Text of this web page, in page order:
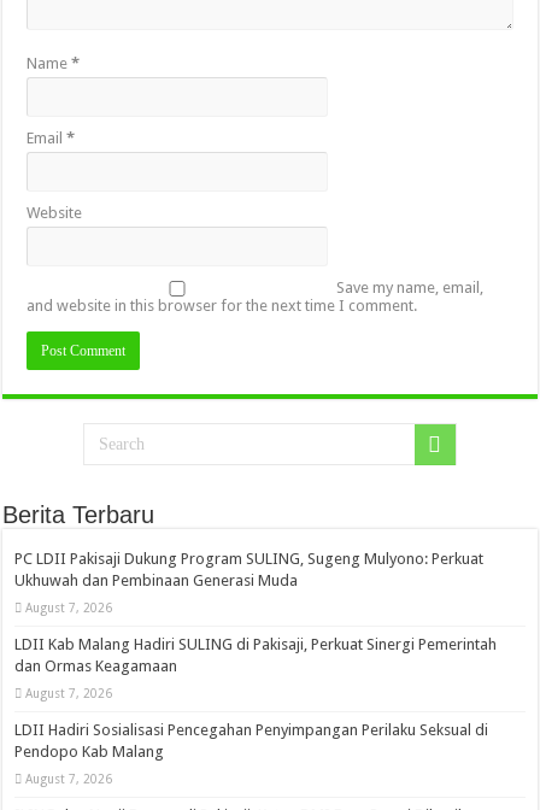
Name*
Email*
Website
Save my name, email,
and website in this browser for the next time I comment.
Berita Terbaru
PC LDII Pakisaji Dukung Program SULING, Sugeng Mulyono: Perkuat
Ukhuwah dan Pembinaan Generasi Muda
August 7, 2026
LDII Kab Malang Hadiri SULING di Pakisaji, Perkuat Sinergi Pemerintah
dan Ormas Keagamaan
August 7, 2026
LDII Hadiri Sosialisasi Pencegahan Penyimpangan Perilaku Seksual di
Pendopo Kab Malang
August 7, 2026